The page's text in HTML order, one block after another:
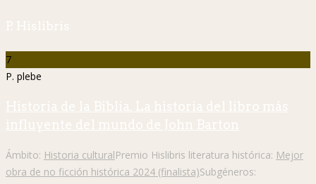
P. Hislibris
7
P. plebe
Historia de la Biblia. La historia del libro más
influyente del mundo de John Barton
Ámbito: Historia culturalPremio Hislibris literatura histórica: Mejor
obra de no ficción histórica 2024 (finalista)Subgéneros: